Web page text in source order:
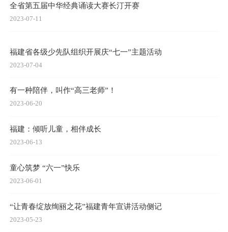
全省第五届中华经典诵读大赛长汀开赛
2023-07-11
福建省各级少先队组织开展庆“七一”主题活动
2023-07-04
有一种陪伴，叫作“高三老师”！
2023-06-20
福建：倾听儿童，相伴成长
2023-06-13
童心筑梦 “六一”快乐
2023-06-01
“让青春绽放绚丽之花”福建青年宣讲活动侧记
2023-05-23